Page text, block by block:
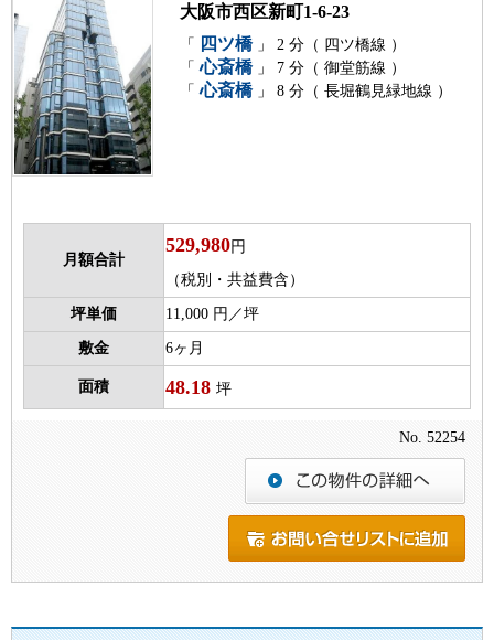
大阪市西区新町1-6-23
「 四ツ橋 」 2 分（ 四ツ橋線 ）
「 心斎橋 」 7 分（ 御堂筋線 ）
「 心斎橋 」 8 分（ 長堀鶴見緑地線 ）
月額合計
529,980円
（税別・共益費含）
坪単価 11,000 円／坪
敷金 6ヶ月
面積 48.18 坪
No. 52254